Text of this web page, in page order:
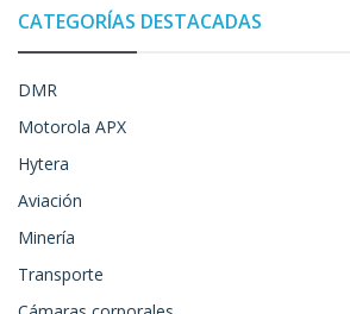
CATEGORÍAS DESTACADAS
DMR
Motorola APX
Hytera
Aviación
Minería
Transporte